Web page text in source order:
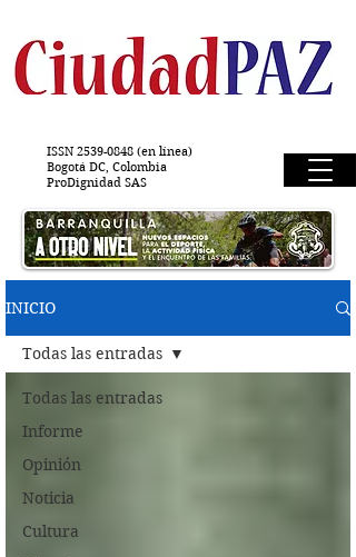
ISSN 2539-0848 (en línea)
Bogotá DC, Colombia
ProDignidad SAS
INICIO
Todas las entradas
Informe
Opinión
Noticia
Cultura
Todas las entradas